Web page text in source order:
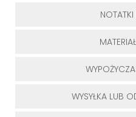
WYSYŁKA LUB